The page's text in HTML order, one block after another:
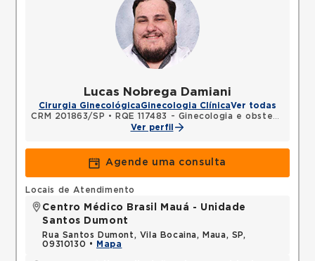
Lucas Nobrega Damiani
Cirurgia GinecológicaGinecologia ClínicaVer todas
CRM 201863/SP •
RQE 117483 - Ginecologia e obstetrícia
Ver perfil
Agende uma consulta
Locais de Atendimento
Centro Médico Brasil Mauá - Unidade
Santos Dumont
Rua Santos Dumont, Vila Bocaina, Maua, SP,
09310130 •
Mapa